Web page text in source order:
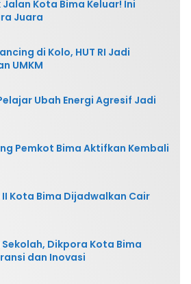
Kota Bima Keluar! Ini
Juara
di Kolo, HUT RI Jadi
UMKM
Ubah Energi Agresif Jadi
Pemkot Bima Aktifkan Kembali
II Kota Bima Dijadwalkan Cair
Dikpora Kota Bima
dan Inovasi